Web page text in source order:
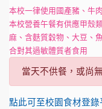
本校一律使用國產豬、牛
本校營養午餐有供應甲殼
麻、含麩質穀物、大豆、
合對其過敏體質者食用
當天不供餐，或尚
點此可至校園食材登